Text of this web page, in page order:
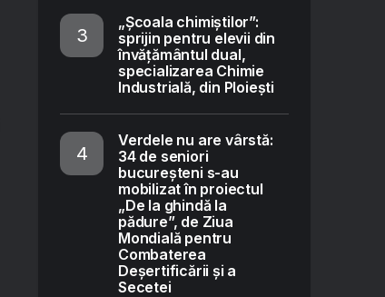
„Școala chimiștilor”:
sprijin pentru elevii din
învățământul dual,
specializarea Chimie
Industrială, din Ploiești
Verdele nu are vârstă:
34 de seniori
bucureșteni s-au
mobilizat în proiectul
„De la ghindă la
pădure”, de Ziua
Mondială pentru
Combaterea
Deșertificării și a
Secetei